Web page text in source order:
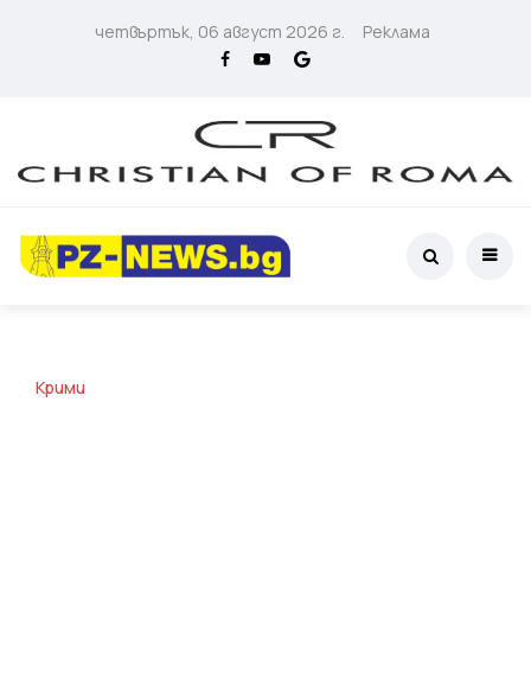
четвъртък, 06 август 2026 г. Реклама
Крими